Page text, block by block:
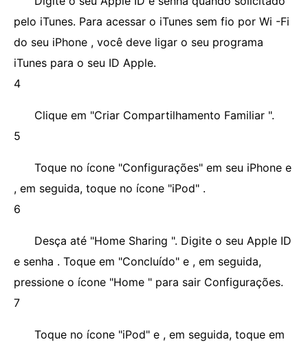
pelo iTunes. Para acessar o iTunes sem fio por Wi -Fi
do seu iPhone , você deve ligar o seu programa
iTunes para o seu ID Apple.
4
Clique em "Criar Compartilhamento Familiar ".
5
Toque no ícone "Configurações" em seu iPhone e
, em seguida, toque no ícone "iPod" .
6
Desça até "Home Sharing ". Digite o seu Apple ID
e senha . Toque em "Concluído" e , em seguida,
pressione o ícone "Home " para sair Configurações.
7
Toque no ícone "iPod" e , em seguida, toque em